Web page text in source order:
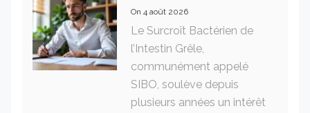
On 4 août 2026
Le Surcroît Bactérien de
l’Intestin Grêle,
communément appelé
SIBO, soulève depuis
plusieurs années un intérêt